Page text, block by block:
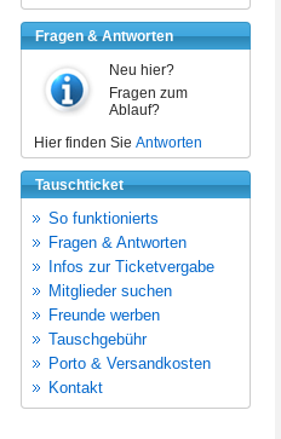
Fragen & Antworten
Neu hier?
Fragen zum
Ablauf?
Hier finden Sie Antworten
Tauschticket
So funktionierts
Fragen & Antworten
Infos zur Ticketvergabe
Mitglieder suchen
Freunde werben
Tauschgebühr
Porto & Versandkosten
Kontakt